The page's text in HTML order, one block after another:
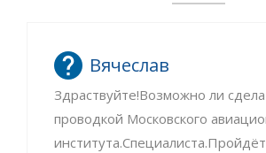
Вячеслав
Здраствуйте!Возможно ли
проводкой Московского
института.Специалиста.Пройдёт